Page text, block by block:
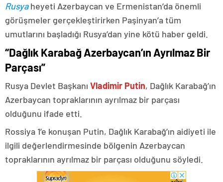
Rusyaheyeti Azerbaycan ve Ermenistan’da önemli
görüşmeler gerçekleştirirken Paşinyan’a tüm
umutlarını başladığı Rusya’dan yine kötü haber geldi.
“Dağlık Karabağ Azerbaycan’ın Ayrılmaz Bir
Parçası”
Rusya Devlet Başkanı Vladimir Putin, Dağlık Karabağ’ın
Azerbaycan topraklarının ayrılmaz bir parçası
olduğunu ifade etti.
Rossiya 1’e konuşan Putin, Dağlık Karabağ’ın aidiyeti ile
ilgili değerlendirmesinde bölgenin Azerbaycan
topraklarının ayrılmaz bir parçası olduğunu söyledi.